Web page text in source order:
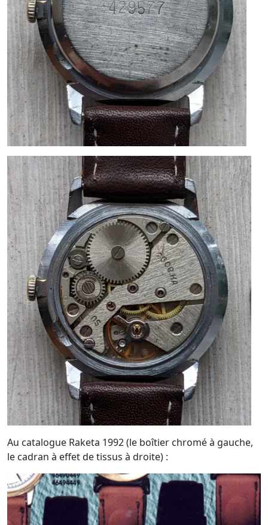
Au catalogue Raketa 1992 (le boîtier chromé à gauche,
le cadran à effet de tissus à droite) :